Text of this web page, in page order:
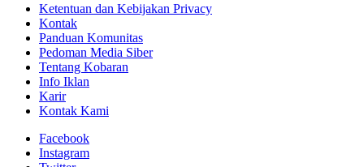
Ketentuan dan Kebijakan Privacy
Kontak
Panduan Komunitas
Pedoman Media Siber
Tentang Kobaran
Info Iklan
Karir
Kontak Kami
Facebook
Instagram